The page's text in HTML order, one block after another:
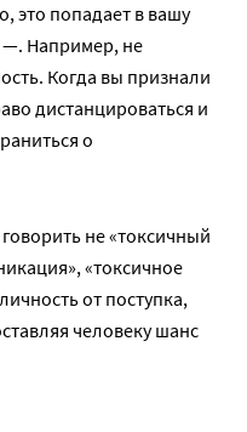
это попадает в вашу
—. Например, не
Когда вы признали
дистанцироваться и
о
не «токсичный
«токсичное
от поступка,
человеку шанс